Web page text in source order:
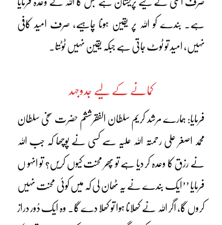
ہے۔ بندے کو اللہ پر یقین ہونا چاہیے، صرف امید کافی
نہیں، امید تو ٹوٹ جاتی ہے جبکہ یقین نہیں ٹوٹتا۔
کمانے کے لیے جدوجہد
فرمایا: ہمارے مرشد کریم سلطان الفقرششم حضرت سخی سلطان
محمد اصغر علی رحمتہ اللہ علیہ سے کسی نے پوچھا کہ جب اللہ
نے رزق کا وعدہ کر دیا ہے تو پھر محنت کیوں کریں؟ تو انہو ں
فرمایا ’’ایک بندے نے یہ ٹھان لی کہ میں کوئی محنت نہیں
کروں گا، اگر اللہ نے کھلانا ہوا تو کھلا دے گا۔ وہ ایک دُور دراز